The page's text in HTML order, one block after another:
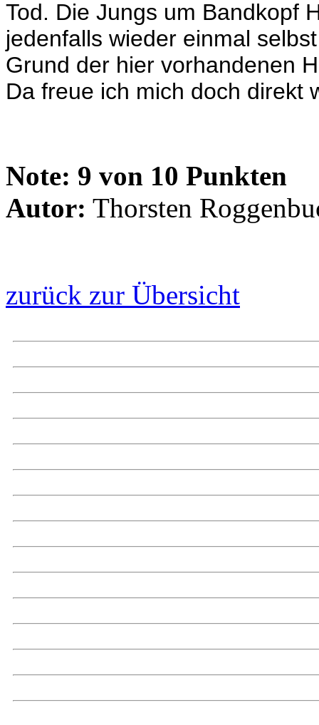
Tod. Die Jungs um Bandkopf
jedenfalls wieder einmal
Grund der hier vorhandenen
Da freue ich mich doch direkt
Note: 9 von 10 Punkten
Autor: Thorsten
zurück zur Übersicht